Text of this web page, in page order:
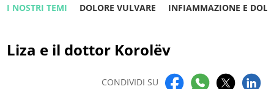
I NOSTRI TEMI DOLORE VULVARE INFIAMMAZIONE E
Liza e il dottor Korolëv
CONDIVIDI SU